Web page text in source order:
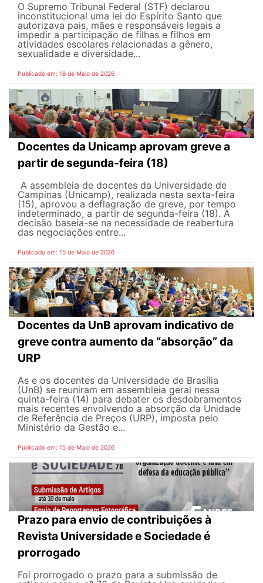
O Supremo Tribunal Federal (STF) declarou
inconstitucional uma lei do Espírito Santo que
autorizava pais, mães e responsáveis legais ​​a
impedir a participação de filhas e filhos em
atividades escolares relacionadas a gênero,
sexualidade e diversidade...
Publicado em: 18 de Maio de 2026
Docentes da Unicamp aprovam greve a
partir de segunda-feira (18)
A assembleia de docentes da Universidade de
Campinas (Unicamp), realizada nesta sexta-feira
(15), aprovou a deflagração de greve, por tempo
indeterminado, a partir de segunda-feira (18). A
decisão baseia-se na necessidade de reabertura
das negociações entre...
Publicado em: 15 de Maio de 2026
Docentes da UnB aprovam indicativo de
greve contra aumento da “absorção” da
URP
As e os docentes da Universidade de Brasília
(UnB) se reuniram em assembleia geral nessa
quinta-feira (14) para debater os desdobramentos
mais recentes envolvendo a absorção da Unidade
de Referência de Preços (URP), imposta pelo
Ministério da Gestão e...
Publicado em: 15 de Maio de 2026
Prazo para envio de contribuições à
Revista Universidade e Sociedade é
prorrogado
Foi prorrogado o prazo para a submissão de